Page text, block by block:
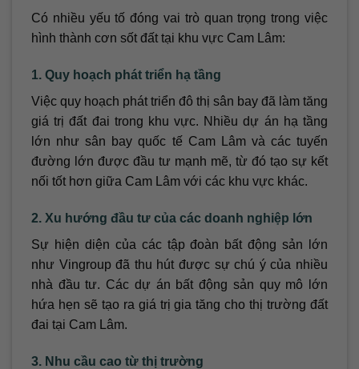
Có nhiều yếu tố đóng vai trò quan trọng trong việc
hình thành cơn sốt đất tại khu vực Cam Lâm:
1. Quy hoạch phát triển hạ tầng
Việc quy hoạch phát triển đô thị sân bay đã làm tăng
giá trị đất đai trong khu vực. Nhiều dự án hạ tầng
lớn như sân bay quốc tế Cam Lâm và các tuyến
đường lớn được đầu tư mạnh mẽ, từ đó tạo sự kết
nối tốt hơn giữa Cam Lâm với các khu vực khác.
2. Xu hướng đầu tư của các doanh nghiệp lớn
Sự hiện diện của các tập đoàn bất động sản lớn
như Vingroup đã thu hút được sự chú ý của nhiều
nhà đầu tư. Các dự án bất động sản quy mô lớn
hứa hẹn sẽ tạo ra giá trị gia tăng cho thị trường đất
đai tại Cam Lâm.
3. Nhu cầu cao từ thị trường